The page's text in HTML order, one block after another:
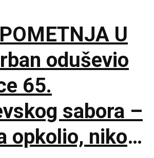
U
oduševio
65.
sabora –
opkolio, niko